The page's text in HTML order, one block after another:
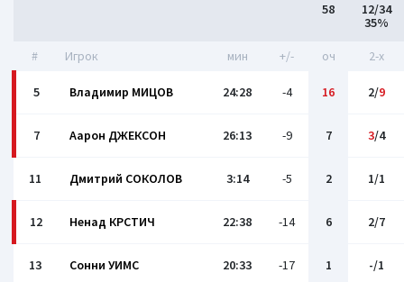
58
12/34
35%
# Игрок мин +/- оч 2-x
5 Владимир МИЦОВ 24:28 -4 16 2/9
7 Аарон ДЖЕКСОН 26:13 -9 7 3/4
11 Дмитрий СОКОЛОВ 3:14 -5 2 1/1
12 Ненад КРСТИЧ 22:38 -14 6 2/7
13 Сонни УИМС 20:33 -17 1 -/1